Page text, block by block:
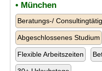
• München
Beratungs-/
Abgeschlossenes Studium
Flexible Arbeitszeiten